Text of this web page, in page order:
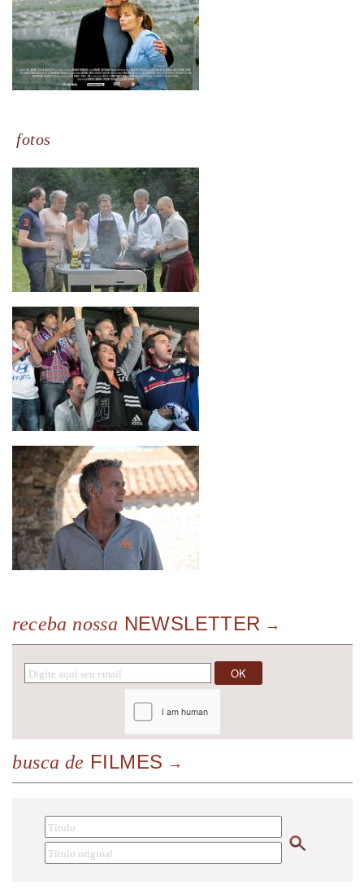
fotos
receba nossa NEWSLETTER
busca de FILMES